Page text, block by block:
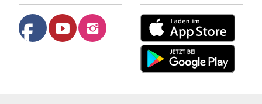
facebook youtube instagram